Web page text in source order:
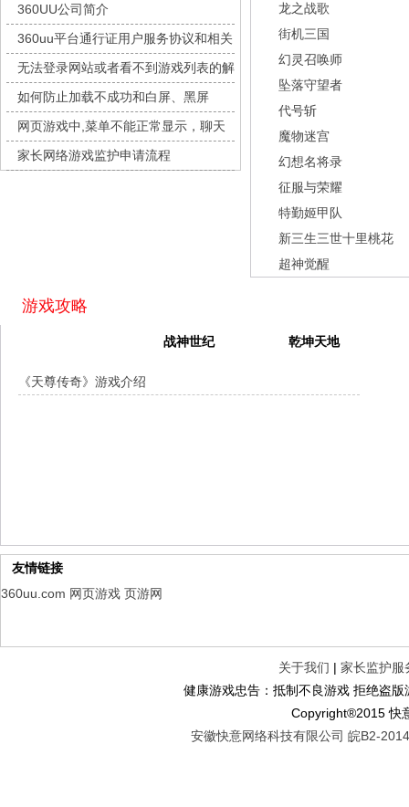
冒险守护
每日新服
绝地苍穹
每日新服
今日 10:00点
代号斩
每日新服
今日 10:00点
异星战舰
每日新服
今日 10:00点
云上契约
每日新服
今日 10:00点
梦幻回响
每日新服
今日 10:00点
灵魂契约
仙剑奇侠传：新的开始
每日新服
360UU公司简介
360uu平台通行证用户服务协议和相关
的条款和条件
无法登录网站或者看不到游戏列表的解
决方法
如何防止加载不成功和白屏、黑屏
网页游戏中,菜单不能正常显示，聊天
及其它功能不能正常使用的解决办法
家长网络游戏监护申请流程
龙之战歌
街机三国
幻灵召唤师
坠落守望者
代号斩
魔物迷宫
幻想名将录
征服与荣耀
特勤姬甲队
新三生三世十里桃花
超神觉醒
游戏攻略
战神世纪 乾坤天地
《天尊传奇》游戏介绍
友情链接
360uu.com 网页游戏 页游网
关于我们 | 家长监护服
健康游戏忠告：抵制不良游戏 拒绝盗
Copyright®2015 快
安徽快意网络科技有限公司 皖B2-